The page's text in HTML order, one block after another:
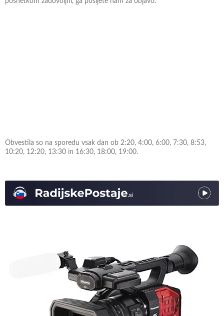
Obvestila so na sporedu vsak dan ob 2:20, 4:00, 6:00, 7:30, 8:53,
10:20, 12:20, 13:30 in 16:30, 18:00, 19:00.